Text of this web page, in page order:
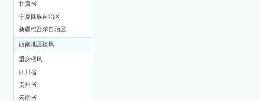
甘肃省
宁夏回族自治区
新疆维吾尔自治区
西南地区楼凤
重庆楼凤
四川省
贵州省
云南省